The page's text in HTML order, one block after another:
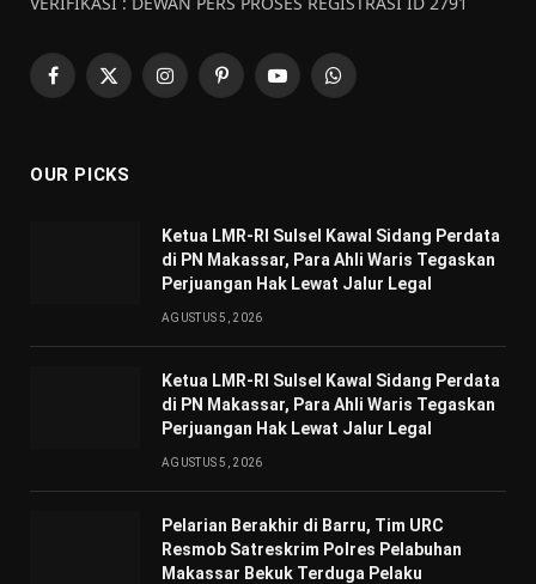
Facebook
X
InstagramPinterestYouTubeWhatsApp
OUR PICKS
Ketua LMR-RI Sulsel Kawal Sidang Perdata
di PN Makassar, Para Ahli Waris Tegaskan
Perjuangan Hak Lewat Jalur Legal
AGUSTUS 5, 2026
Ketua LMR-RI Sulsel Kawal Sidang Perdata
di PN Makassar, Para Ahli Waris Tegaskan
Perjuangan Hak Lewat Jalur Legal
AGUSTUS 5, 2026
Pelarian Berakhir di Barru, Tim URC
Resmob Satreskrim Polres Pelabuhan
Makassar Bekuk Terduga Pelaku